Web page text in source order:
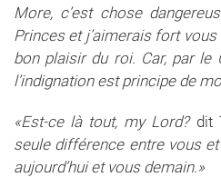
More, c’est chose
Princes et j’aimerais fort
bon plaisir du roi. Car, par le
l’indignation est principe de
«Est-ce là tout, my Lord?dit
seule différence entre vous
aujourd’hui et vous demain.»